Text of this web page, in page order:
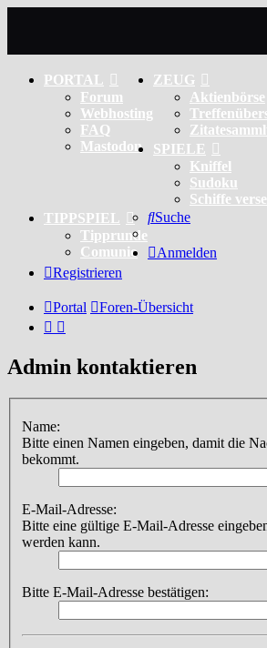
PORTAL
Forum
Webhosting
FAQ
Mastodon
ZEUG
Aktienbörse
SPIELE
Kniffel
Sudoku
Schiffe
TIPPSPIEL
Tipprunde
Comunio
Suche
Anmelden
Registrieren
Portal Foren-Übersicht
Admin kontaktieren
Name:
Bitte einen Namen eingeben, damit die
bekommt.
E-Mail-Adresse:
Bitte eine gültige E-Mail-Adresse
werden kann.
Bitte E-Mail-Adresse bestätigen: